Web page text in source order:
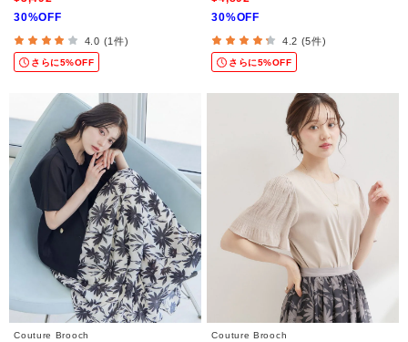
30%OFF
4.0 (1件)
さらに5%OFF
30%OFF
4.2 (5件)
さらに5%OFF
Couture Brooch
Couture Brooch